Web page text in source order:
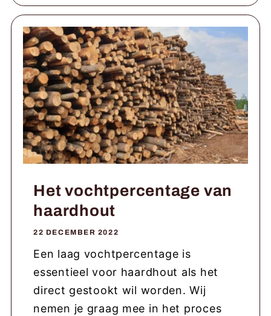
Het vochtpercentage van
haardhout
22 DECEMBER 2022
Een laag vochtpercentage is
essentieel voor haardhout als het
direct gestookt wil worden. Wij
nemen je graag mee in het proces